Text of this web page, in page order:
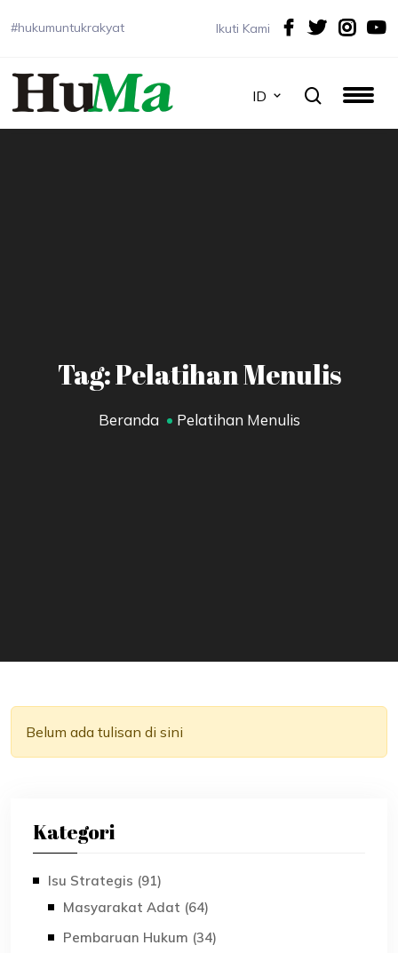
#hukumuntukrakyat Ikuti Kami
ID
Tag: Pelatihan Menulis
Beranda Pelatihan Menulis
Belum ada tulisan di sini
Kategori
Isu Strategis (91)
Masyarakat Adat (64)
Pembaruan Hukum (34)